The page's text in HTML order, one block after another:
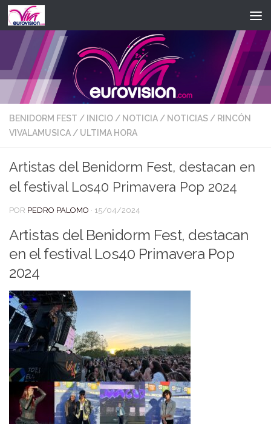
Saltar al contenido
BENIDORM FEST / INICIO/ NOTICIA/ NOTICIAS/ RINCÓN
VIVALAMUSICA/ ULTIMA HORA
Artistas del Benidorm Fest, destacan en
el festival Los40 Primavera Pop 2024
POR PEDRO PALOMO · 15/04/2024
Artistas del Benidorm Fest, destacan
en el festival Los40 Primavera Pop
2024